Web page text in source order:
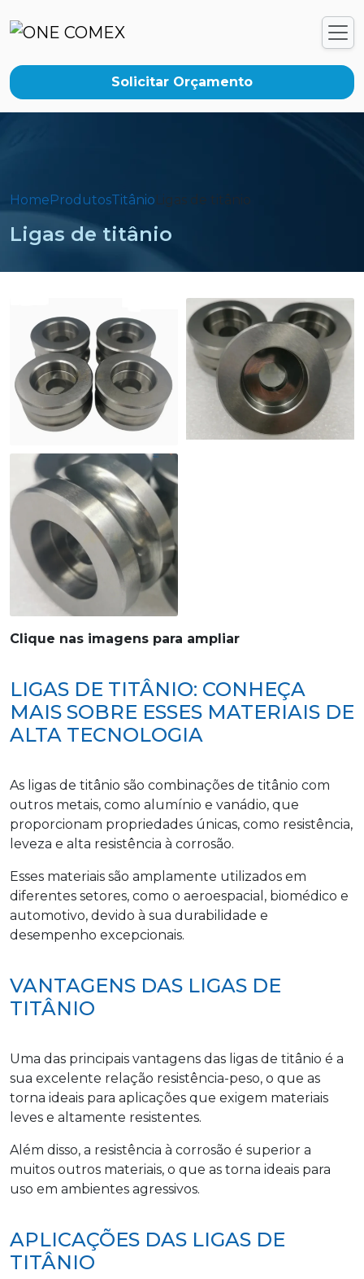
Solicitar Orçamento
Home ProdutosTitânio Ligas de titânio
Ligas de titânio
Clique nas imagens para ampliar
LIGAS DE TITÂNIO: CONHEÇA
MAIS SOBRE ESSES MATERIAIS DE
ALTA TECNOLOGIA
As ligas de titânio são combinações de titânio com
outros metais, como alumínio e vanádio, que
proporcionam propriedades únicas, como resistência,
leveza e alta resistência à corrosão.
Esses materiais são amplamente utilizados em
diferentes setores, como o aeroespacial, biomédico e
automotivo, devido à sua durabilidade e
desempenho excepcionais.
VANTAGENS DAS LIGAS DE
TITÂNIO
Uma das principais vantagens das ligas de titânio é a
sua excelente relação resistência-peso, o que as
torna ideais para aplicações que exigem materiais
leves e altamente resistentes.
Além disso, a resistência à corrosão é superior a
muitos outros materiais, o que as torna ideais para
uso em ambientes agressivos.
APLICAÇÕES DAS LIGAS DE
TITÂNIO